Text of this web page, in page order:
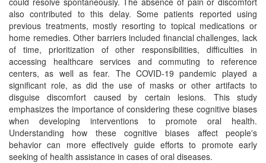
also contributed to this delay. Some patients reported using
previous treatments, mostly resorting to topical medications or
home remedies. Other barriers included financial challenges, lack
of time, prioritization of other responsibilities, difficulties in
accessing healthcare services and commuting to reference
centers, as well as fear. The COVID-19 pandemic played a
significant role, as did the use of masks or other artifacts to
disguise discomfort caused by certain lesions. This study
emphasizes the importance of considering these cognitive biases
when developing interventions to promote oral health.
Understanding how these cognitive biases affect people's
behavior can more effectively guide efforts to promote early
seeking of health assistance in cases of oral diseases.